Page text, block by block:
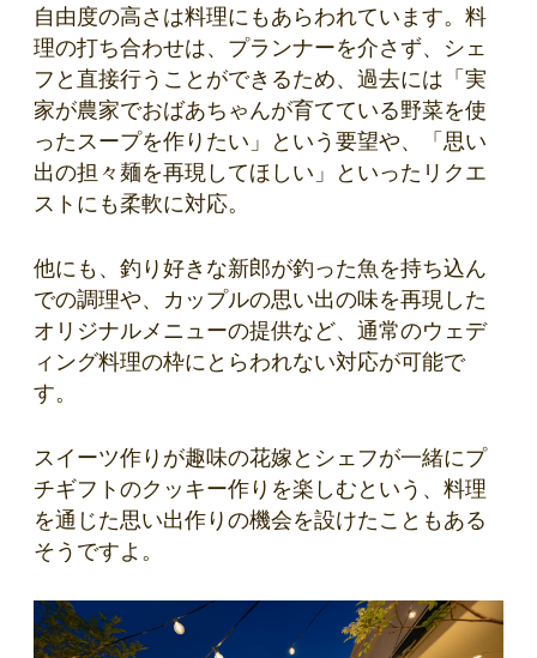
自由度の高さは料理にもあらわれています。料
理の打ち合わせは、プランナーを介さず、シェ
フと直接行うことができるため、過去には「実
家が農家でおばあちゃんが育てている野菜を使
ったスープを作りたい」という要望や、「思い
出の担々麺を再現してほしい」といったリクエ
ストにも柔軟に対応。
他にも、釣り好きな新郎が釣った魚を持ち込ん
での調理や、カップルの思い出の味を再現した
オリジナルメニューの提供など、通常のウェデ
ィング料理の枠にとらわれない対応が可能で
す。
スイーツ作りが趣味の花嫁とシェフが一緒にプ
チギフトのクッキー作りを楽しむという、料理
を通じた思い出作りの機会を設けたこともある
そうですよ。